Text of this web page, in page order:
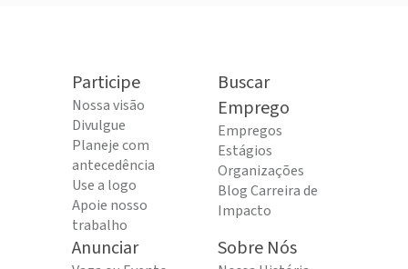
Participe
Nossa visão
Divulgue
Planeje com
antecedência
Use a logo
Apoie nosso
trabalho
Buscar
Emprego
Empregos
Estágios
Organizações
Blog Carreira de
Impacto
Anunciar Sobre Nós